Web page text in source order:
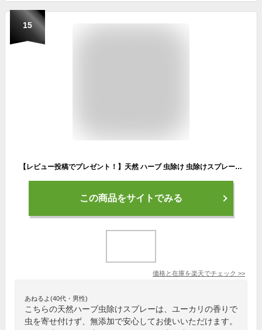
15
【レビュー投稿でプレゼント！】天然 ハーブ 虫除け 虫除けスプレー ユーカリ アロマスプレー 無添加 虫除け 子供 こども 赤ちゃん 犬 無 ディート ディート不使用 庭 窓 ベランダ 網戸 消臭 除菌 植物 虫 ムシ キャンプ 野外 バズアウェイ スプレー 本体 送料無料
この商品をサイトでみる
価格と在庫を楽天でチェック >>
あねるよ(40代・男性)
こちらの天然ハーブ虫除けスプレーは、ユーカリの香りで
虫を寄せ付けず、無添加で安心してお使いいただけます。